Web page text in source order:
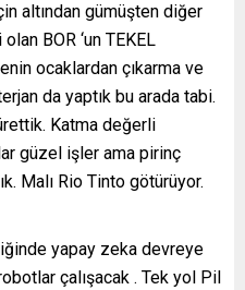
altından gümüşten diğer
olan BOR ‘un TEKEL
ocaklardan çıkarma ve
da yaptık bu arada tabi.
Katma değerli
güzel işler ama pirinç
Malı Rio Tinto götürüyor.
yapay zeka devreye
çalışacak . Tek yol Pil